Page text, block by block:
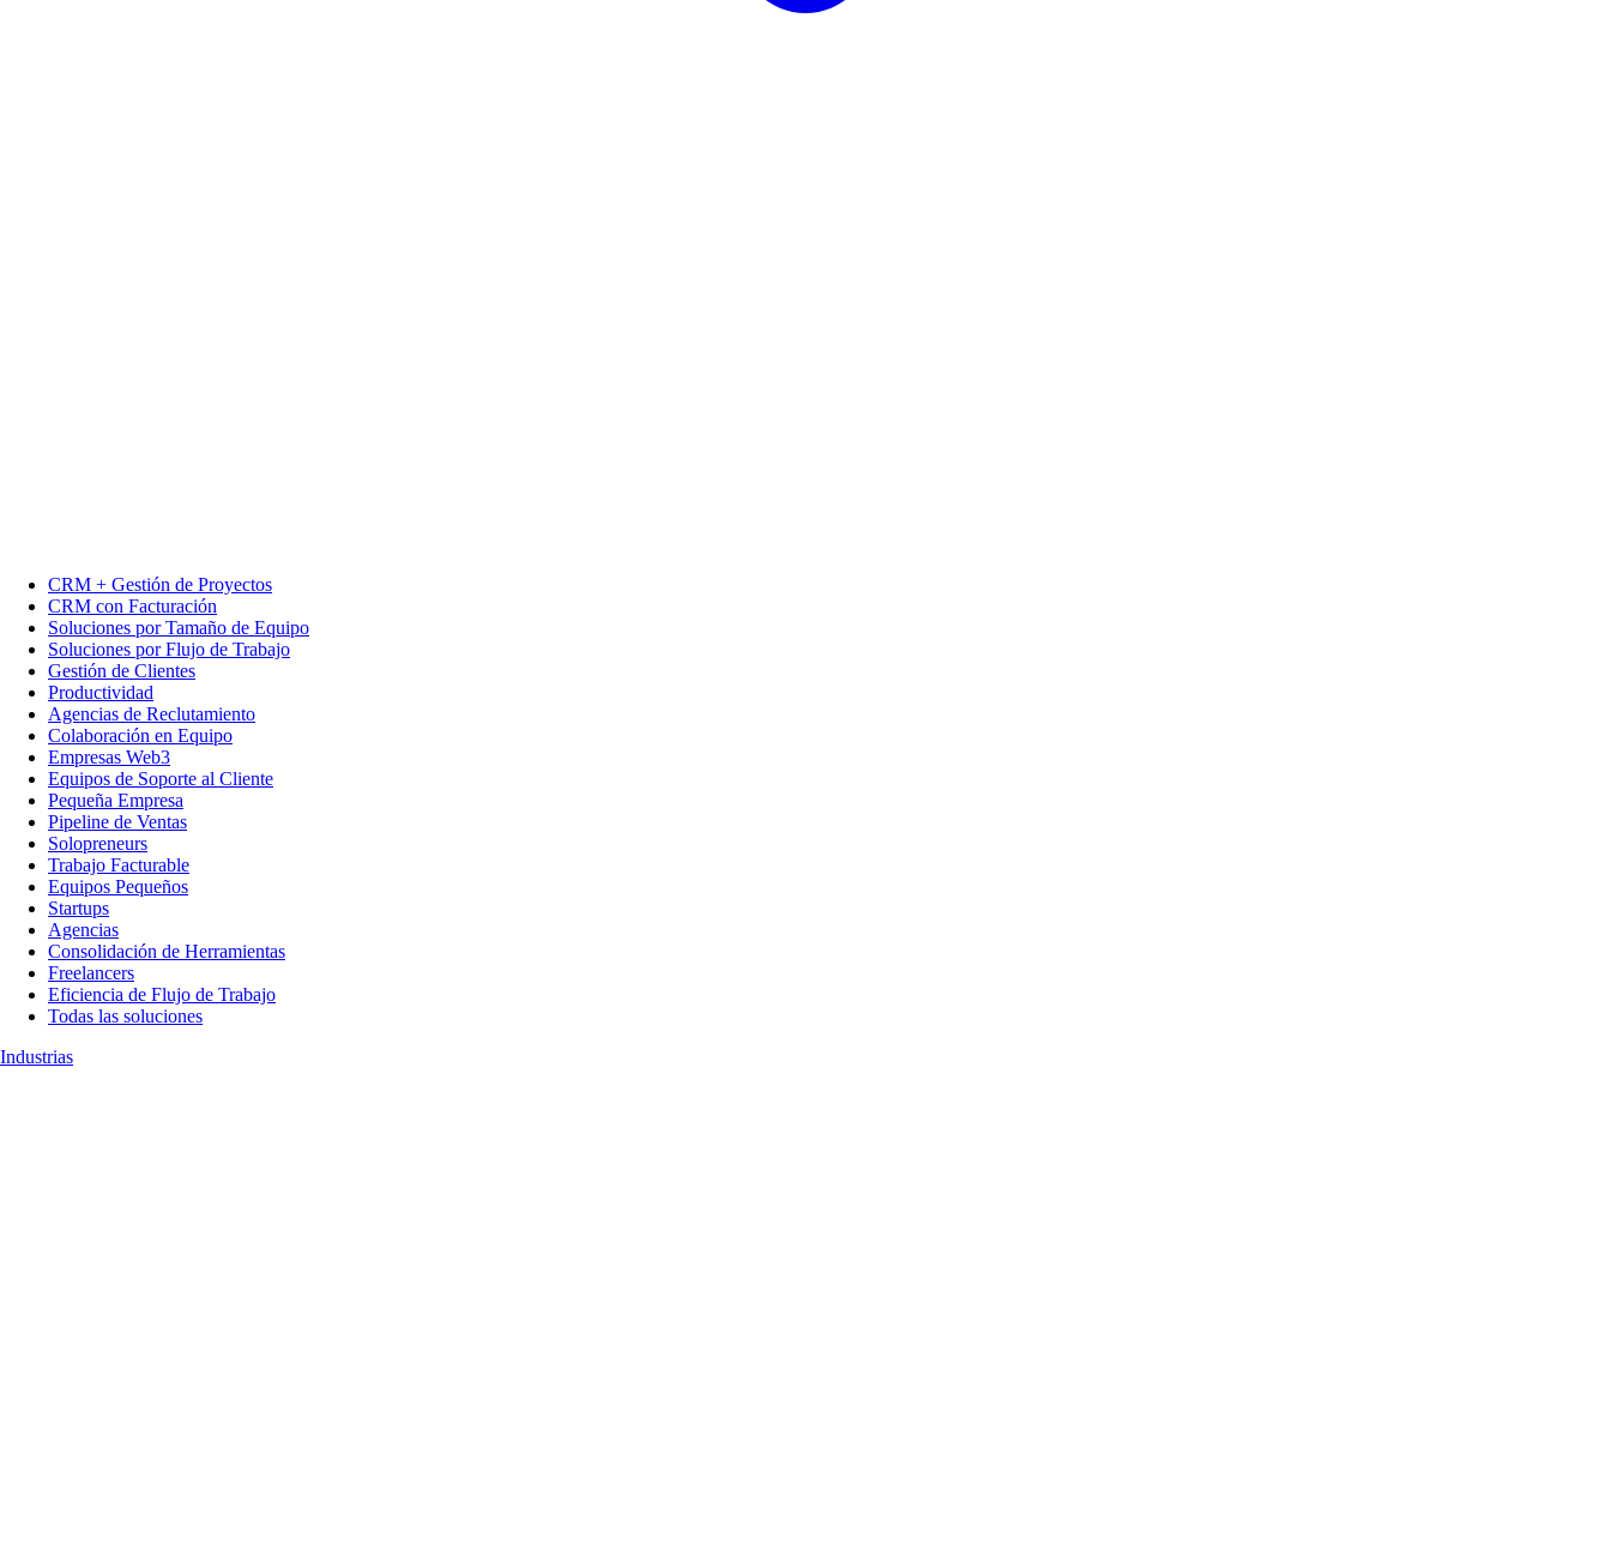
CRM + Gestión de Proyectos
CRM con Facturación
Soluciones por Tamaño de Equipo
Soluciones por Flujo de Trabajo
Gestión de Clientes
Productividad
Agencias de Reclutamiento
Colaboración en Equipo
Empresas Web3
Equipos de Soporte al Cliente
Pequeña Empresa
Pipeline de Ventas
Solopreneurs
Trabajo Facturable
Equipos Pequeños
Startups
Agencias
Consolidación de Herramientas
Freelancers
Eficiencia de Flujo de Trabajo
Todas las soluciones
Industrias